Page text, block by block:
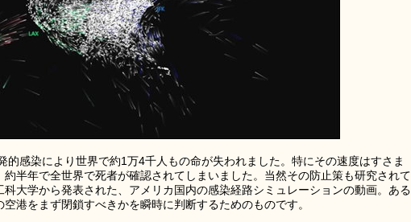
的感染により世界で約1万4千人もの命が失われました。特にその速度はすさま
約半年で全世界で死者が確認されてしまいました。当然その防止策も研究されて
大学から発表された、アメリカ国内の感染経路シミュレーションの動画。ある
港をまず閉鎖すべきかを瞬時に判断するためのものです。